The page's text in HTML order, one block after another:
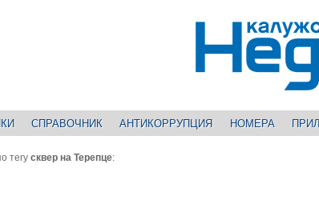
СПРАВОЧНИК АНТИКОРРУПЦИЯ НОМЕРА
тегу сквер на Терепце: